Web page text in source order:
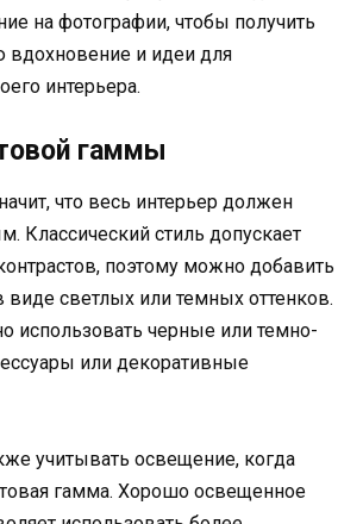
на фотографии, чтобы получить
вдохновение и идеи для
интерьера.
гаммы
что весь интерьер должен
Классический стиль допускает
поэтому можно добавить
виде светлых или темных оттенков.
использовать черные или темно-
или декоративные
учитывать освещение, когда
гамма. Хорошо освещенное